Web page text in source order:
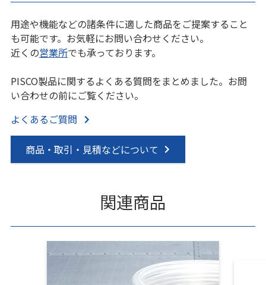
用途や機能などの諸条件に適した商品をご提案すること
も可能です。お気軽にお問い合わせください。
近くの営業所でも承っております。
PISCO製品に関するよくある質問をまとめました。お問
い合わせの前にご覧ください。
よくあるご質問
商品・取引・見積などについて
関連商品